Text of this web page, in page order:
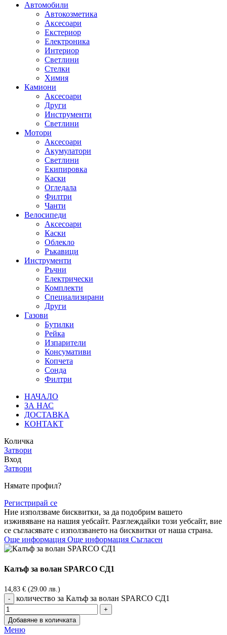
Автомобили
Автокозметика
Аксесоари
Екстериор
Електроника
Интериор
Светлини
Стелки
Химия
Камиони
Аксесоари
Други
Инструменти
Светлини
Мотори
Аксесоари
Акумулатори
Светлини
Екипировка
Каски
Огледала
Филтри
Чанти
Велосипеди
Аксесоари
Каски
Облекло
Ръкавици
Инструменти
Ръчни
Електрически
Комплекти
Специализирани
Други
Газови
Бутилки
Рейка
Изпарители
Консумативи
Копчета
Сонда
Филтри
НАЧАЛО
ЗА НАС
ДОСТАВКА
КОНТАКТ
Количка
Затвори
Вход
Затвори
Нямате профил?
Регистрирай се
Ние използваме бисквитки, за да подобрим вашето
изживяване на нашия уебсайт. Разглеждайки този уебсайт, вие
се съгласявате с използването на бисквитки от наша страна.
Още информация Още информация Съгласен
Калъф за волан SPARCO СД1
14,83 € (29.00 лв.)
количество за Калъф за волан SPARCO СД1
Добавяне в количката
Меню